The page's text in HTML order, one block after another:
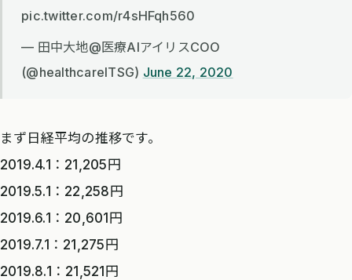
pic.twitter.com/r4sHFqh560
— 田中大地@医療AIアイリスCOO
(@healthcareITSG) June 22, 2020
まず日経平均の推移です。
2019.4.1：21,205円
2019.5.1：22,258円
2019.6.1：20,601円
2019.7.1：21,275円
2019.8.1：21,521円